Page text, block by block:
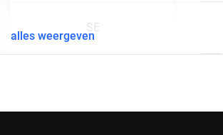
SE
alles weergeven